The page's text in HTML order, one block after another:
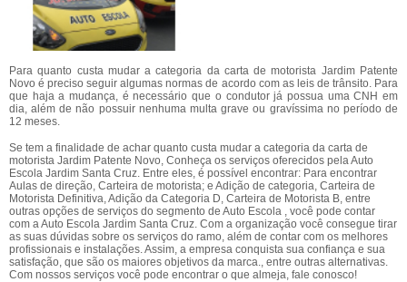
Para quanto custa mudar a categoria da carta de motorista Jardim Patente
Novo é preciso seguir algumas normas de acordo com as leis de trânsito. Para
que haja a mudança, é necessário que o condutor já possua uma CNH em
dia, além de não possuir nenhuma multa grave ou gravíssima no período de
12 meses.
Se tem a finalidade de achar quanto custa mudar a categoria da carta de
motorista Jardim Patente Novo, Conheça os serviços oferecidos pela Auto
Escola Jardim Santa Cruz. Entre eles, é possível encontrar: Para encontrar
Aulas de direção, Carteira de motorista; e Adição de categoria, Carteira de
Motorista Definitiva, Adição da Categoria D, Carteira de Motorista B, entre
outras opções de serviços do segmento de Auto Escola , você pode contar
com a Auto Escola Jardim Santa Cruz. Com a organização você consegue tirar
as suas dúvidas sobre os serviços do ramo, além de contar com os melhores
profissionais e instalações. Assim, a empresa conquista sua confiança e sua
satisfação, que são os maiores objetivos da marca., entre outras alternativas.
Com nossos serviços você pode encontrar o que almeja, fale conosco!